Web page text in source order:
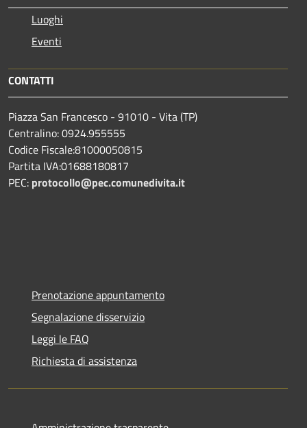
Luoghi
Eventi
CONTATTI
Piazza San Francesco - 91010 - Vita (TP)
Centralino: 0924.955555
Codice Fiscale:81000050815
Partita IVA:01688180817
PEC: protocollo@pec.comunedivita.it
Prenotazione appuntamento
Segnalazione disservizio
Leggi le FAQ
Richiesta di assistenza